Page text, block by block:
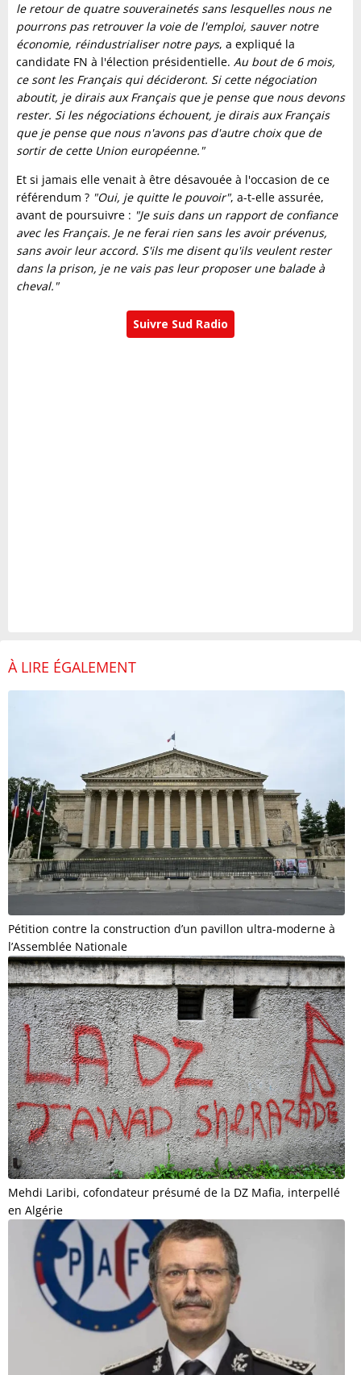
le retour de quatre souverainetés sans lesquelles nous ne
pourrons pas retrouver la voie de l'emploi, sauver notre
économie, réindustrialiser notre pays, a expliqué la
candidate FN à l'élection présidentielle. Au bout de 6 mois,
ce sont les Français qui décideront. Si cette négociation
aboutit, je dirais aux Français que je pense que nous devons
rester. Si les négociations échouent, je dirais aux Français
que je pense que nous n'avons pas d'autre choix que de
sortir de cette Union européenne."
Et si jamais elle venait à être désavouée à l'occasion de ce
référendum ? "Oui, je quitte le pouvoir", a-t-elle assurée,
avant de poursuivre : "Je suis dans un rapport de confiance
avec les Français. Je ne ferai rien sans les avoir prévenus,
sans avoir leur accord. S'ils me disent qu'ils veulent rester
dans la prison, je ne vais pas leur proposer une balade à
cheval."
Suivre Sud Radio
À LIRE ÉGALEMENT
Pétition contre la construction d’un pavillon ultra-moderne à
l’Assemblée Nationale
Mehdi Laribi, cofondateur présumé de la DZ Mafia, interpellé
en Algérie